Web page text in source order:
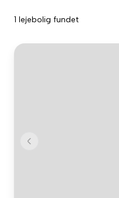
1 lejebolig fundet